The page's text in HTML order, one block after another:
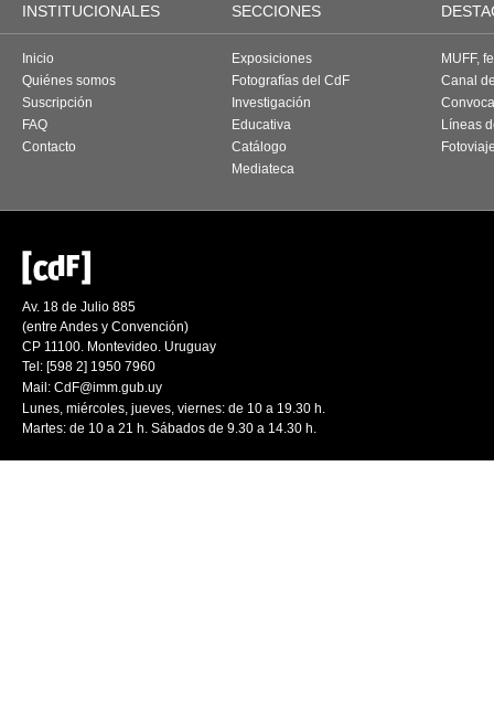
INSTITUCIONALES SECCIONES
Inicio
Quiénes somos
Suscripción
FAQ
Contacto
Exposiciones
Fotografías del CdF
Investigación
Educativa
Catálogo
Mediateca
MUFF,
Canal
Líneas
Av. 18 de Julio 885
(entre Andes y Convención)
CP 11100. Montevideo. Uruguay
Tel: [598 2] 1950 7960
Mail: CdF@imm.gub.uy
Lunes, miércoles, jueves, viernes: de 10 a 19.30 h.
Martes: de 10 a 21 h. Sábados de 9.30 a 14.30 h.